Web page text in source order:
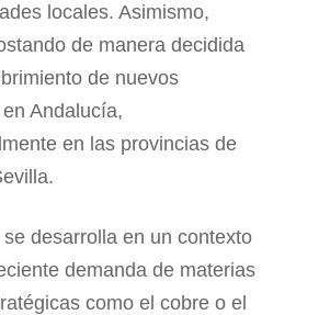
locales. Asimismo,
de manera decidida
de nuevos
Andalucía,
en las provincias de
desarrolla en un contexto
demanda de materias
como el cobre o el